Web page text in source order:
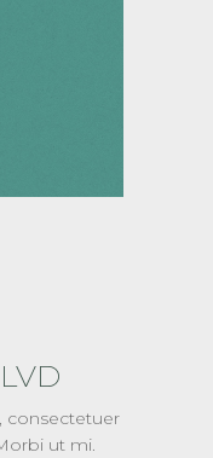
consectetuer
ut mi.